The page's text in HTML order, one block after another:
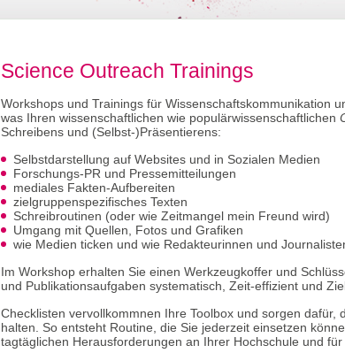
Science Outreach Trainings
Workshops und Trainings für Wissenschaftskommunikation
was Ihren wissenschaftlichen wie populärwissenschaftlichen
Schreibens und (Selbst-)Präsentierens:
Selbstdarstellung auf Websites und in Sozialen Medien
Forschungs-PR und Pressemitteilungen
mediales Fakten-Aufbereiten
zielgruppenspezifisches Texten
Schreibroutinen (oder wie Zeitmangel mein Freund wird)
Umgang mit Quellen, Fotos und Grafiken
wie Medien ticken und wie Redakteurinnen und
Im Workshop erhalten Sie einen Werkzeugkoffer und
und Publikationsaufgaben systematisch, Zeit-effizient und
Checklisten vervollkommnen Ihre Toolbox und sorgen
halten. So entsteht Routine, die Sie jederzeit einsetzen
tagtäglichen Herausforderungen an Ihrer Hochschule und